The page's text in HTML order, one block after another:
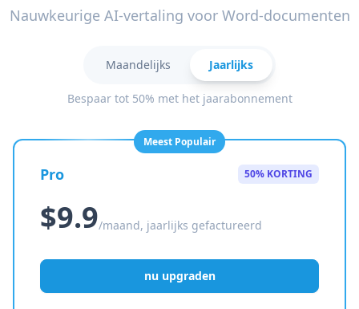
Nauwkeurige AI-vertaling voor Word-documenten
Maandelijks Jaarlijks
Bespaar tot 50% met het jaarabonnement
Meest Populair
Pro 50% KORTING
$9.9/maand, jaarlijks gefactureerd
nu upgraden